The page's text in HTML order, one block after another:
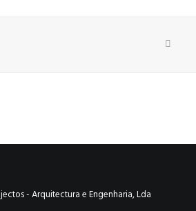
- Arquitectura e Engenharia, Lda